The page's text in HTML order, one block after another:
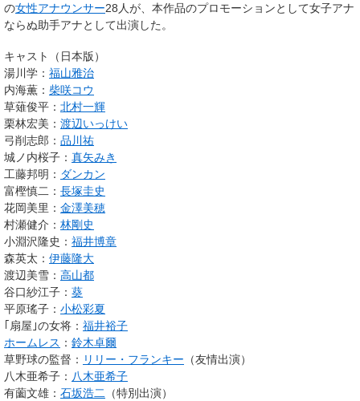
の女性アナウンサー28人が、本作品のプロモーションとして女子アナ
ならぬ助手アナとして出演した。
キャスト（日本版）
湯川学： 福山雅治
内海薫： 柴咲コウ
草薙俊平： 北村一輝
栗林宏美： 渡辺いっけい
弓削志郎： 品川祐
城ノ内桜子： 真矢みき
工藤邦明： ダンカン
富樫慎二： 長塚圭史
花岡美里： 金澤美穂
村瀬健介： 林剛史
小淵沢隆史： 福井博章
森英太： 伊藤隆大
渡辺美雪： 高山都
谷口紗江子： 葵
平原瑤子： 小松彩夏
｢扇屋｣の女将： 福井裕子
ホームレス ： 鈴木卓爾
草野球の監督： リリー・フランキー （友情出演）
八木亜希子： 八木亜希子
有薗文雄： 石坂浩二 （特別出演）